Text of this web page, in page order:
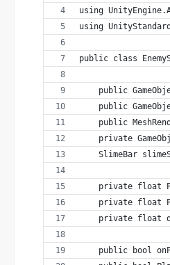
using
using
public class
public
public
public
private
SlimeBar
private float
private float
private float
public bool